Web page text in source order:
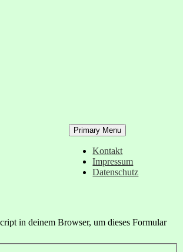
Primary Menu
Kontakt
Impressum
Datenschutz
in deinem Browser, um dieses Formular